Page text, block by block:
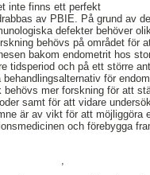
inte finns ett perfekt
av PBIE. På grund av
defekter behöver
behövs på området för
bakom endometrit hos
tidsperiod och på ett större
för
mer forskning för att
samt för att vidare
är av vikt för att möjliggöra
och förebygga